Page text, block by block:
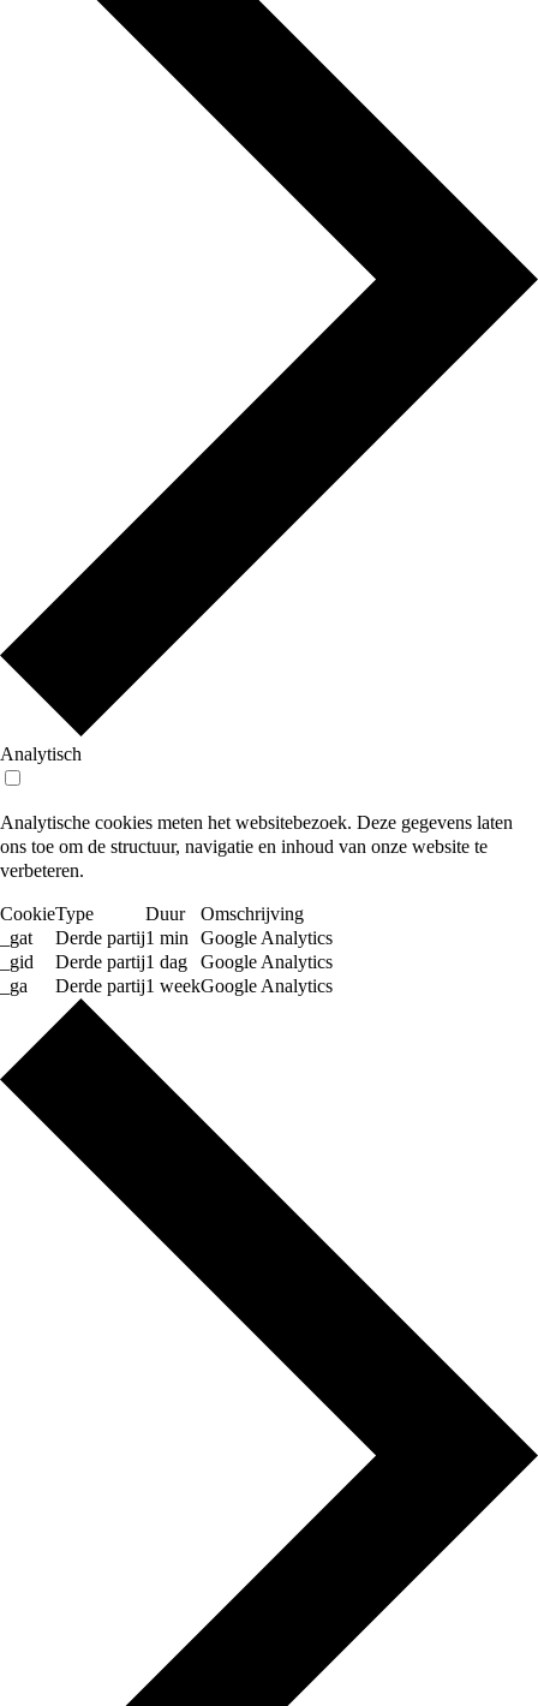
Analytisch
Analytische cookies meten het websitebezoek. Deze gegevens laten
ons toe om de structuur, navigatie en inhoud van onze website te
verbeteren.
CookieType Duur
Omschrijving
_gat
Derde partij1 min
Google Analytics
_gid
Derde partij1 dag
Google Analytics
_ga
Derde partij1 weekGoogle Analytics